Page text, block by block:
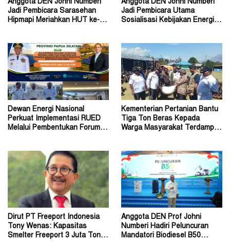
Anggota DEN Johni Numberi
Jadi Pembicara Sarasehan
Hipmapi Meriahkan HUT ke-81
Anggota DEN Johni Numberi
Jadi Pembicara Utama
Sosialisasi Kebijakan Energi di
Dewan Energi Nasional
Perkuat Implementasi RUED
Melalui Pembentukan Forum
Kementerian Pertanian Bantu
Tiga Ton Beras Kepada
Warga Masyarakat Terdampak
Dirut PT Freeport Indonesia
Tony Wenas: Kapasitas
Smelter Freeport 3 Juta Ton
Anggota DEN Prof Johni
Numberi Hadiri Peluncuran
Mandatori Biodiesel B50